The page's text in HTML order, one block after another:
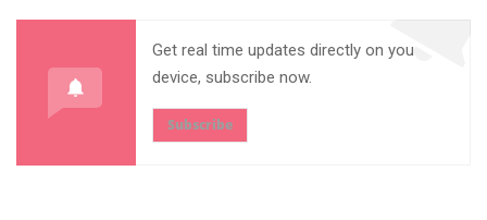
Get real time updates directly on you
device, subscribe now.
Subscribe